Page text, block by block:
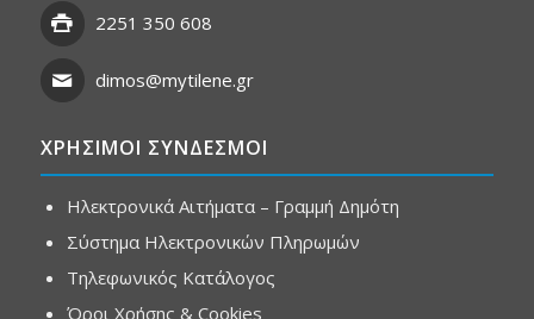
2251 350 608
dimos@mytilene.gr
ΧΡΗΣΙΜΟΙ ΣΥΝΔΕΣΜΟΙ
Ηλεκτρονικά Αιτήματα – Γραμμή Δημότη
Σύστημα Ηλεκτρονικών Πληρωμών
Τηλεφωνικός Κατάλογος
Όροι Χρήσης & Cookies